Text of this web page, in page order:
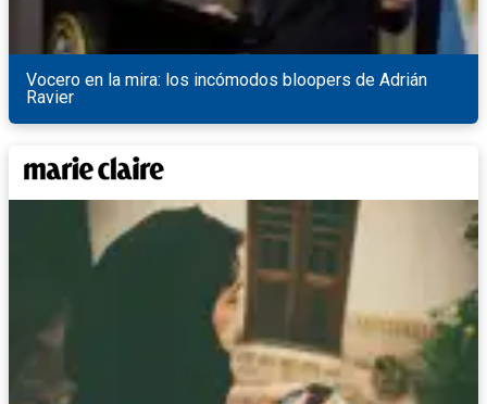
Vocero en la mira: los incómodos bloopers de Adrián
Ravier